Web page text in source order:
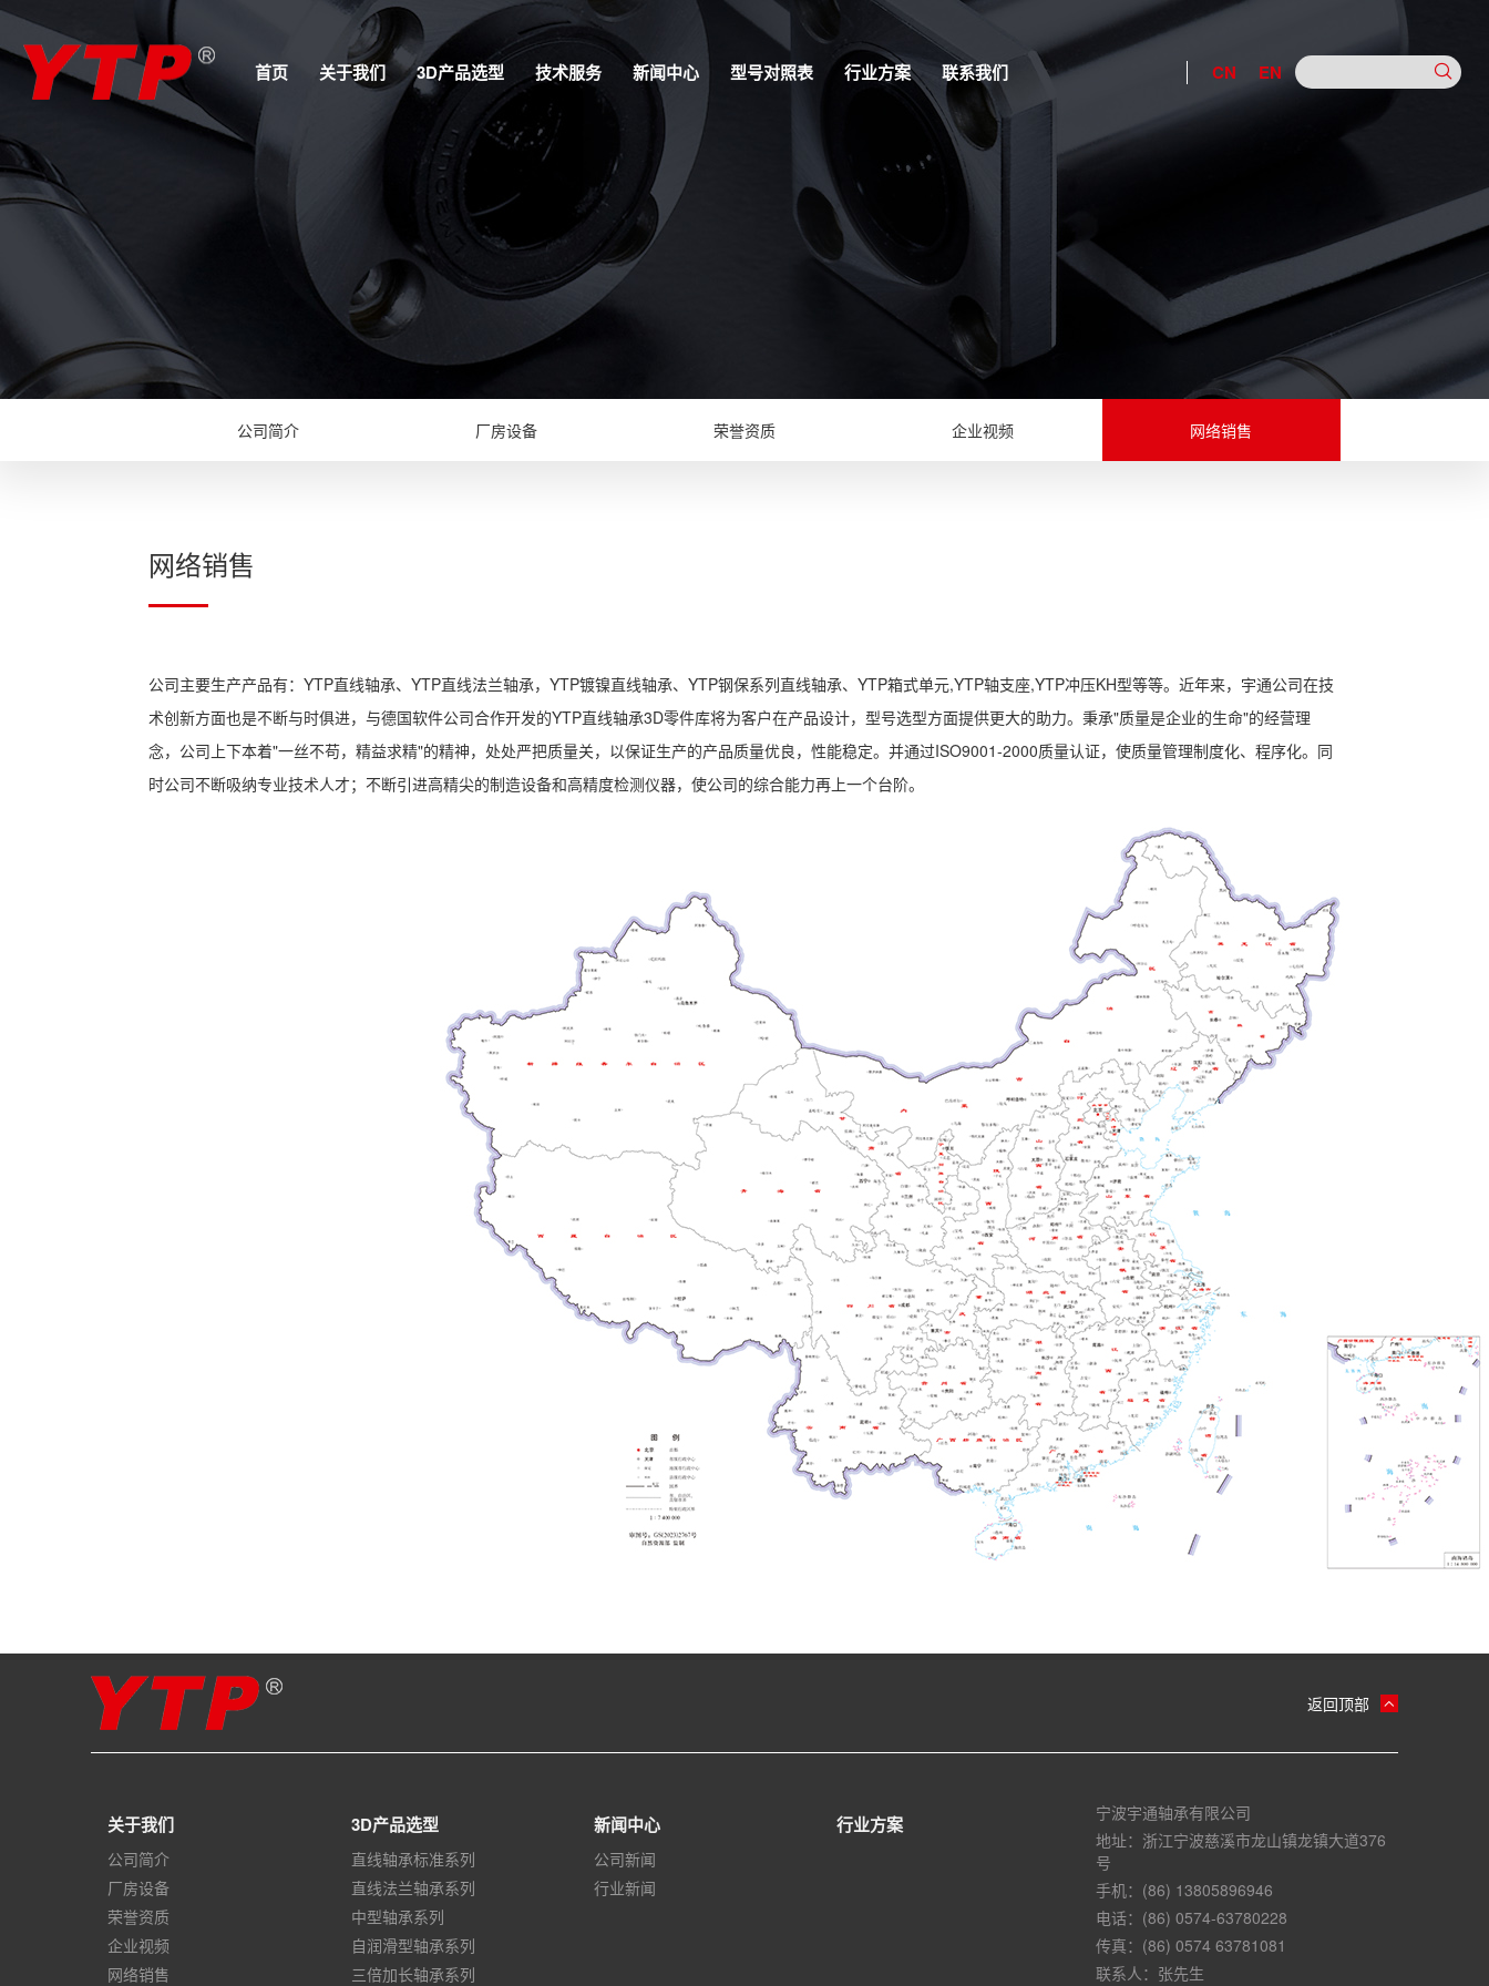
首页 关于我们 3D产品选型 技术服务 新闻中心 型号对照表 行业方案 联系我们 CN EN
公司简介 厂房设备 荣誉资质 企业视频 网络销售
网络销售
公司主要生产产品有：YTP直线轴承、YTP直线法兰轴承，YTP镀镍直线轴承、YTP钢保系列直线轴承、YTP箱式单元,YTP轴支座,YTP冲压KH型等等。近年来，宇通公司在技
术创新方面也是不断与时俱进，与德国软件公司合作开发的YTP直线轴承3D零件库将为客户在产品设计，型号选型方面提供更大的助力。秉承"质量是企业的生命"的经营理
念，公司上下本着"一丝不苟，精益求精"的精神，处处严把质量关，以保证生产的产品质量优良，性能稳定。并通过ISO9001-2000质量认证，使质量管理制度化、程序化。同
时公司不断吸纳专业技术人才；不断引进高精尖的制造设备和高精度检测仪器，使公司的综合能力再上一个台阶。
返回顶部
关于我们
公司简介
厂房设备
荣誉资质
企业视频
网络销售
3D产品选型
直线轴承标准系列
直线法兰轴承系列
中型轴承系列
自润滑型轴承系列
三倍加长轴承系列
新闻中心
公司新闻
行业新闻
行业方案
宁波宇通轴承有限公司
地址：浙江宁波慈溪市龙山镇龙镇大道376
号
手机：(86) 13805896946
电话：(86) 0574-63780228
传真：(86) 0574 63781081
联系人：张先生